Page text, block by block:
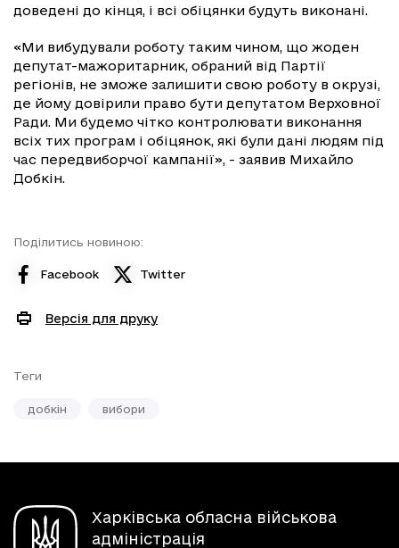
доведені до кінця, і всі обіцянки будуть виконані.
«Ми вибудували роботу таким чином, що жоден
депутат-мажоритарник, обраний від Партії
регіонів, не зможе залишити свою роботу в окрузі,
де йому довірили право бути депутатом Верховної
Ради. Ми будемо чітко контролювати виконання
всіх тих програм і обіцянок, які були дані людям під
час передвиборчої кампанії», - заявив Михайло
Добкін.
Поділитись новиною:
Facebook Twitter
Версія для друку
Теги
добкін вибори
Харківська обласна військова
адміністрація